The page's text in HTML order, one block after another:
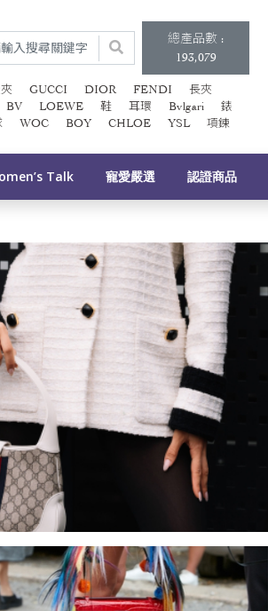
總產品數 :
193,079
GUCCI DIOR FENDI
長夾
BV LOEWE 鞋 耳環 Bvlgari
錶
WOC BOY CHLOE YSL 項鍊
Talk 寵愛嚴選 認證商品